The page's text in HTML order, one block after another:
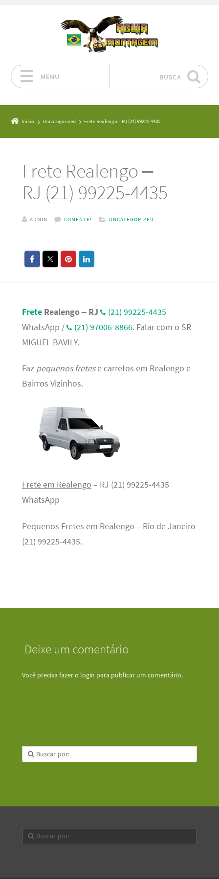
MENU BUSCA
Início Uncategorized Frete Realengo – RJ (21) 99225-4435
Frete Realengo –
RJ (21) 99225-4435
ADMIN COMENTE! UNCATEGORIZED
FreteRealengo – RJ
(21) 99225-4435
WhatsApp /
(21) 97006-8866. Falar com o SR
MIGUEL BAVILY.
Faz pequenos fretese carretos em Realengo e
Bairros Vizinhos.
Frete em Realengo – RJ (21) 99225-4435
WhatsApp
Pequenos Fretes em Realengo – Rio de Janeiro
(21) 99225-4435.
Deixe um comentário
Você precisa fazer o login para publicar um comentário.